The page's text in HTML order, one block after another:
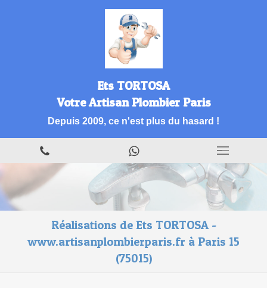
Ets TORTOSA
Votre Artisan Plombier Paris
Depuis 2009, ce n'est plus du hasard !
Réalisations de Ets TORTOSA -
www.artisanplombierparis.fr à Paris 15
(75015)